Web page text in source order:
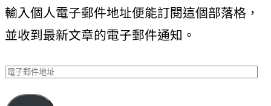
輸入個人電子郵件地址便能訂閱這個部落格，
並收到最新文章的電子郵件通知。
電